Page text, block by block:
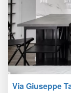
Via Giuseppe